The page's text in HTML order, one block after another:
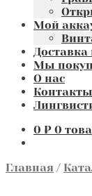
Мой
Доставка
Мы
О нас
Контакты
0 ₽ 0
Главная /